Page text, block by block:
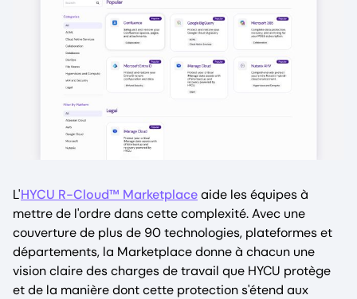
L'HYCU R-Cloud™ Marketplaceaide les équipes à
mettre de l'ordre dans cette complexité. Avec une
couverture de plus de 90 technologies, plateformes et
départements, la Marketplace donne à chacun une
vision claire des charges de travail que HYCU protège
et de la manière dont cette protection s'étend aux